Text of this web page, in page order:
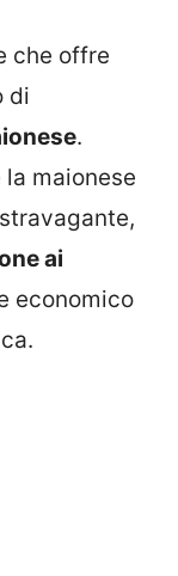
che offre
di
.
maionese
ai
economico